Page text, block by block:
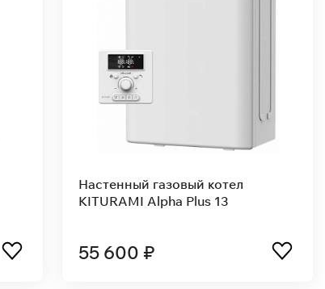
Настенный газовый
двухконтурный котел Alpha Neo
63 900 ₽